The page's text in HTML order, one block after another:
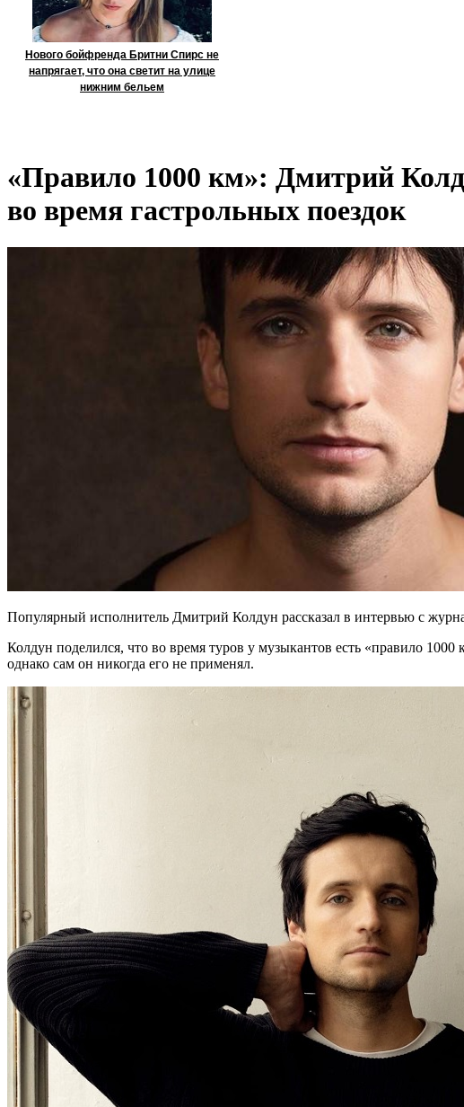
Нового бойфренда Бритни Спирс не
напрягает, что она светит на улице
нижним бельем
«Правило 1000 км»: Дмитрий
во время гастрольных поездок
Популярный исполнитель Дмитрий Колдун рассказал в интервью с
Колдун поделился, что во время туров у музыкантов есть «правило
однако сам он никогда его не применял.